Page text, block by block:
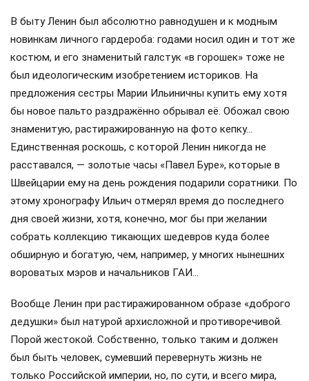
В быту Ленин был абсолютно равнодушен и к модным
новинкам личного гардероба: годами носил один и тот же
костюм, и его знаменитый галстук «в горошек» тоже не
был идеологическим изобретением историков. На
предложения сестры Марии Ильиничны купить ему хотя
бы новое пальто раздражённо обрывал её. Обожал свою
знаменитую, растиражированную на фото кепку…
Единственная роскошь, с которой Ленин никогда не
расставался, — золотые часы «Павел Буре», которые в
Швейцарии ему на день рождения подарили соратники. По
этому хронографу Ильич отмерял время до последнего
дня своей жизни, хотя, конечно, мог бы при желании
собрать коллекцию тикающих шедевров куда более
обширную и богатую, чем, например, у многих нынешних
вороватых мэров и начальников ГАИ…
Вообще Ленин при растиражированном образе «доброго
дедушки» был натурой архисложной и противоречивой.
Порой жестокой. Собственно, только таким и должен
был быть человек, сумевший перевернуть жизнь не
только Российской империи, но, по сути, и всего мира,